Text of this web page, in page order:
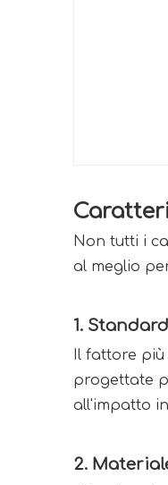
Non tutti i
al meglio
1.
Il fattore più
progettate
all'impatto
2.